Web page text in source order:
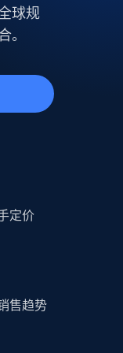
球规
。
定价
售趋势